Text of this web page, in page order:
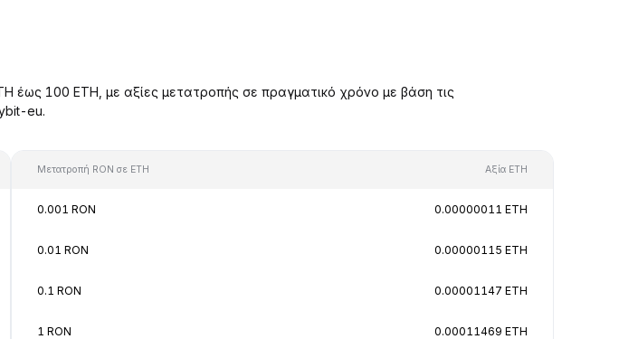
έως 100 ETH, με αξίες μετατροπής σε πραγματικό χρόνο με βάση τις
eu.
Μετατροπή RON σε ETH Αξία ETH
0.001 RON 0.00000011 ETH
0.01 RON 0.00000115 ETH
0.1 RON 0.00001147 ETH
1 RON 0.00011469 ETH